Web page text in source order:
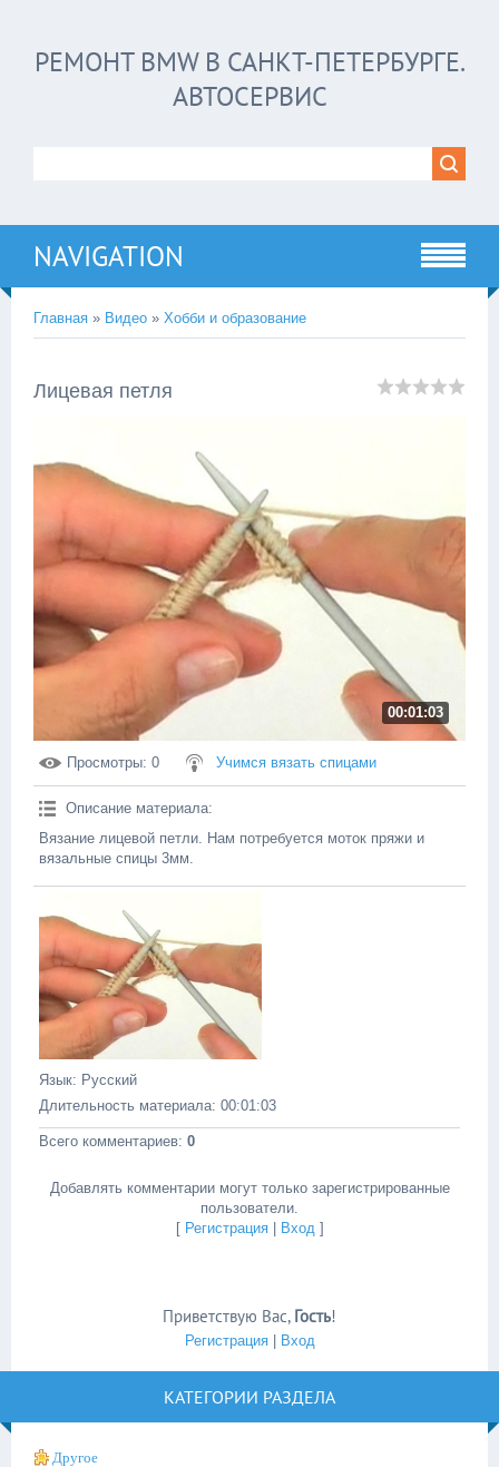
РЕМОНТ BMW В САНКТ-ПЕТЕРБУРГЕ.
АВТОСЕРВИС
NAVIGATION
Главная » Видео » Хобби и образование
Лицевая петля
00:01:03
Просмотры: 0 Учимся вязать спицами
Описание материала:
Вязание лицевой петли. Нам потребуется моток пряжи и
вязальные спицы 3мм.
Язык: Русский
Длительность материала: 00:01:03
Всего комментариев: 0
Добавлять комментарии могут только зарегистрированные
пользователи.
[ Регистрация| Вход]
Приветствую Вас, Гость!
Регистрация| Вход
КАТЕГОРИИ РАЗДЕЛА
Другое